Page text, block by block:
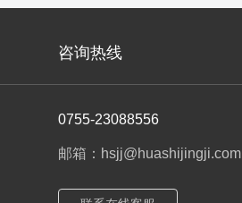
咨询热线
0755-23088556
邮箱：hsjj@huashijingji.com